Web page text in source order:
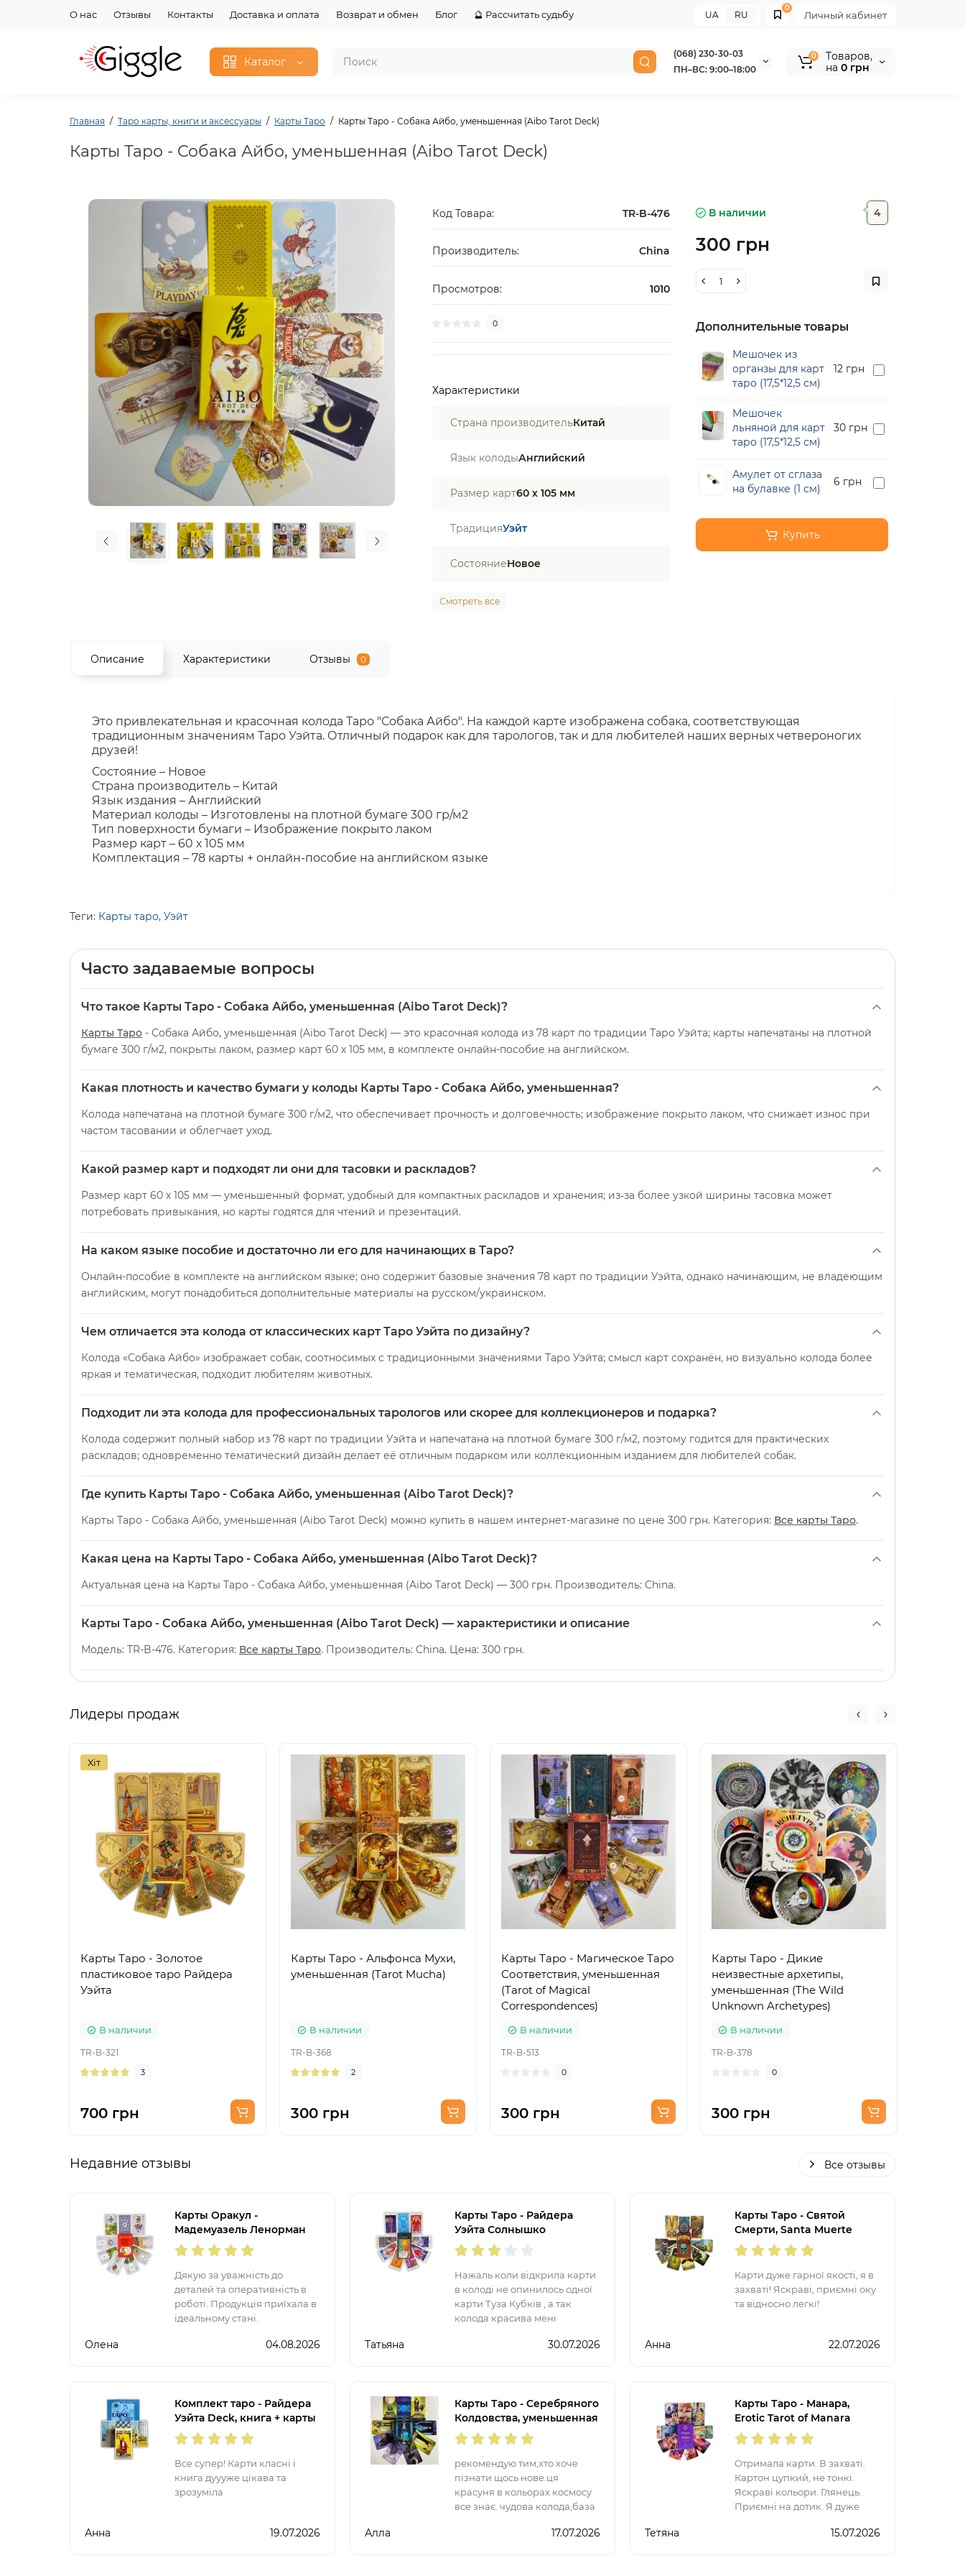
О нас Отзывы Контакты Доставка и оплата Возврат и обмен Блог 🔮 Рассчитать судьбу Личный кабинет
0
UA RU
Каталог
(068) 230-30-03
ПН–ВС: 9:00–18:00
0
Tоваров,
на 0 грн
Главная Таро карты, книги и аксессуары Карты Таро Карты Таро - Собака Айбо, уменьшенная (Aibo Tarot Deck)
Карты Таро - Собака Айбо, уменьшенная (Aibo Tarot Deck)
Код Товара: TR-B-476
Производитель: China
Просмотров: 1010
0
Характеристики
Страна производительКитай
Язык колодыАнглийский
Размер карт60 х 105 мм
ТрадицияУэйт
СостояниеНовое
Смотреть все
В наличии 4
300 грн
Дополнительные товары
Мешочек из
органзы для карт
таро (17,5*12,5 см)
12 грн
Мешочек
льняной для карт
таро (17,5*12,5 см)
30 грн
Амулет от сглаза
на булавке (1 см)
6 грн
Купить
Описание Характеристики Отзывы 0
Это привлекательная и красочная колода Таро "Собака Айбо". На каждой карте изображена собака, соответствующая
традиционным значениям Таро Уэйта. Отличный подарок как для тарологов, так и для любителей наших верных четвероногих
друзей!
Состояние – Новое
Страна производитель – Китай
Язык издания – Английский
Материал колоды – Изготовлены на плотной бумаге 300 гр/м2
Тип поверхности бумаги – Изображение покрыто лаком
Размер карт – 60 х 105 мм
Комплектация – 78 карты + онлайн-пособие на английском языке
Теги: Карты таро, Уэйт
Часто задаваемые вопросы
Что такое Карты Таро - Собака Айбо, уменьшенная (Aibo Tarot Deck)?
Карты Таро - Собака Айбо, уменьшенная (Aibo Tarot Deck) — это красочная колода из 78 карт по традиции Таро Уэйта; карты напечатаны на плотной
бумаге 300 г/м2, покрыты лаком, размер карт 60 х 105 мм, в комплекте онлайн-пособие на английском.
Какая плотность и качество бумаги у колоды Карты Таро - Собака Айбо, уменьшенная?
Колода напечатана на плотной бумаге 300 г/м2, что обеспечивает прочность и долговечность; изображение покрыто лаком, что снижает износ при
частом тасовании и облегчает уход.
Какой размер карт и подходят ли они для тасовки и раскладов?
Размер карт 60 х 105 мм — уменьшенный формат, удобный для компактных раскладов и хранения; из‑за более узкой ширины тасовка может
потребовать привыкания, но карты годятся для чтений и презентаций.
На каком языке пособие и достаточно ли его для начинающих в Таро?
Онлайн-пособие в комплекте на английском языке; оно содержит базовые значения 78 карт по традиции Уэйта, однако начинающим, не владеющим
английским, могут понадобиться дополнительные материалы на русском/украинском.
Чем отличается эта колода от классических карт Таро Уэйта по дизайну?
Колода «Собака Айбо» изображает собак, соотносимых с традиционными значениями Таро Уэйта; смысл карт сохранён, но визуально колода более
яркая и тематическая, подходит любителям животных.
Подходит ли эта колода для профессиональных тарологов или скорее для коллекционеров и подарка?
Колода содержит полный набор из 78 карт по традиции Уэйта и напечатана на плотной бумаге 300 г/м2, поэтому годится для практических
раскладов; одновременно тематический дизайн делает её отличным подарком или коллекционным изданием для любителей собак.
Где купить Карты Таро - Собака Айбо, уменьшенная (Aibo Tarot Deck)?
Карты Таро - Собака Айбо, уменьшенная (Aibo Tarot Deck) можно купить в нашем интернет-магазине по цене 300 грн. Категория: Все карты Таро.
Какая цена на Карты Таро - Собака Айбо, уменьшенная (Aibo Tarot Deck)?
Актуальная цена на Карты Таро - Собака Айбо, уменьшенная (Aibo Tarot Deck) — 300 грн. Производитель: China.
Карты Таро - Собака Айбо, уменьшенная (Aibo Tarot Deck) — характеристики и описание
Модель: TR-B-476. Категория: Все карты Таро. Производитель: China. Цена: 300 грн.
Лидеры продаж
Хіт
Карты Таро - Золотое
пластиковое таро Райдера
Уэйта
В наличии
TR-B-321
3
700 грн
Карты Таро - Альфонса Мухи,
уменьшенная (Tarot Mucha)
В наличии
TR-B-368
2
300 грн
Карты Таро - Магическое Таро
Соответствия, уменьшенная
(Tarot of Magical
Correspondences)
В наличии
TR-B-513
0
300 грн
Карты Таро - Дикие
неизвестные архетипы,
уменьшенная (The Wild
Unknown Archetypes)
В наличии
TR-B-378
0
300 грн
Недавние отзывы Все отзывы
Карты Оракул -
Мадемуазель Ленорман
Дякую за уважність до
деталей та оперативність в
роботі. Продукція приїхала в
ідеальному стані.
Олена 04.08.2026
Карты Таро - Райдера
Уэйта Солнышко
(Украинская версия)
Нажаль коли відкрила карти
в колоді не опинилось одної
карти Туза Кубків , а так
колода красива мені
Татьяна 30.07.2026
Карты Таро - Святой
Смерти, Santa Muerte
Карти дуже гарної якості, я в
захваті! Яскраві, приємні оку
та відносно легкі!
Анна 22.07.2026
Комплект таро - Райдера
Уэйта Deck, книга + карты
Все супер! Карти класні і
книга дуууже цікава та
зрозуміла
Анна 19.07.2026
Карты Таро - Серебряного
Колдовства, уменьшенная
(Silver Witchcraft Tarot)
рекомендую тим,хто хоче
пізнати щось нове.ця
красуня в кольорах космосу
все знає. чудова колода,база
Алла 17.07.2026
Карты Таро - Манара,
Erotic Tarot of Manara
(Украинская версия)
Отримала карти. В захваті.
Картон цупкий, не тонкі.
Яскраві кольори. Глянець.
Приємні на дотик. Я дуже
Тетяна 15.07.2026